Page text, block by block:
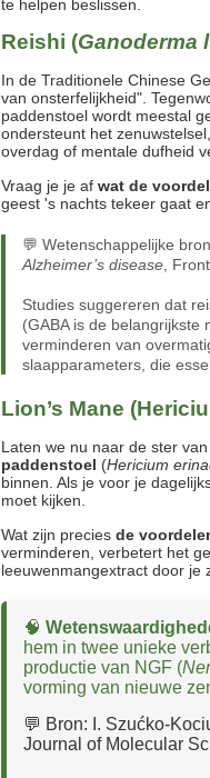
te helpen beslissen.
Reishi (Ganoderma
In de Traditionele Chinese
van onsterfelijkheid".
paddenstoel wordt meestal
ondersteunt het
overdag of mentale dufheid
Vraag je je af wat de
geest 's nachts tekeer gaat
💬 Wetenschappelijke
Alzheimer’s disease ,
Studies suggereren dat
(GABA is de
verminderen van
slaapparameters, die
Lion’s Mane (
Laten we nu naar de ster
paddenstoel (Hericium
binnen. Als je voor je
moet kijken.
Wat zijn precies de
verminderen, verbetert het
leeuwenmangextract door je
🧠
hem in twee unieke
productie van NGF (
vorming van nieuwe
💬 Bron: I. Szućko-
Journal of Molecular